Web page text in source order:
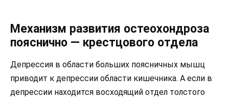
Механизм развития остеохондроза
пояснично — крестцового отдела
Депрессия в области больших поясничных мышц
приводит к депрессии области кишечника. А если в
депрессии находится восходящий отдел толстого